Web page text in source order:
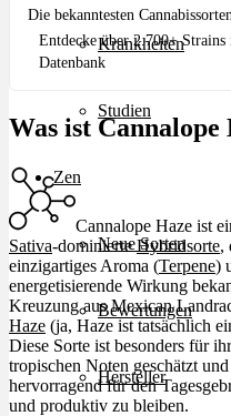
Krankheiten
Studien
Zen
Neue Sorten
Bewertungen
Hersteller
Die bekanntesten
Entdecke über 2.700+ Strains
Datenbank
Was ist Cannalope
Cannalope Haze ist
Sativa-dominierteHybridsorte,
einzigartiges Aroma (Terpene)
energetisierende Wirkung
Kreuzung aus Mexican
Haze (ja, Haze ist tatsächlich
Diese Sorte ist besonders für
tropischen Noten geschätzt
hervorragend für den
und produktiv zu bleiben.